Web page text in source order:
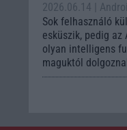
2026.06.14
|
Sok felhasználó
esküszik, pedig az
olyan intelligens
maguktól